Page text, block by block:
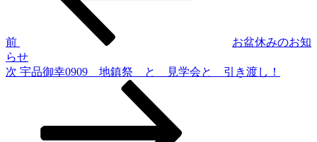
ゲ
ー
前
お盆休みのお知
らせ
次
次 宇品御幸0909 地鎮祭 と 見学会と 引き渡し！